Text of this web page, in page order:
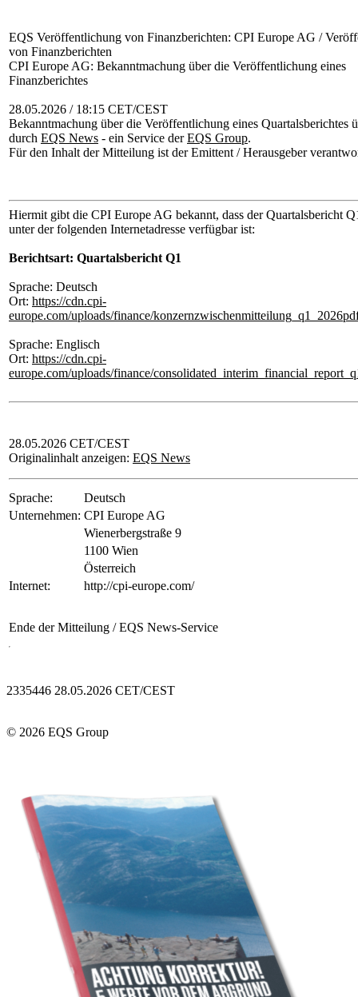
EQS Veröffentlichung von Finanzberichten: CPI Europe AG /
von Finanzberichten
CPI Europe AG: Bekanntmachung über die Veröffentlichung eines
Finanzberichtes
28.05.2026 / 18:15 CET/CEST
Bekanntmachung über die Veröffentlichung eines Quartalsberichtes
durch EQS News - ein Service derEQS Group.
Für den Inhalt der Mitteilung ist der Emittent / Herausgeber
Hiermit gibt die CPI Europe AG bekannt, dass der Quartalsbericht
unter der folgenden Internetadresse verfügbar ist:
Berichtsart: Quartalsbericht Q1
Sprache: Deutsch
Ort: https://cdn.cpi-
europe.com/uploads/finance/
Sprache: Englisch
Ort: https://cdn.cpi-
europe.com/uploads/finance/
28.05.2026 CET/CEST
Originalinhalt anzeigen: EQS News
Sprache:
Deutsch
Unternehmen: CPI Europe AG
Wienerbergstraße 9
1100 Wien
Österreich
Internet:
http://cpi-europe.com/
Ende der Mitteilung / EQS News-Service
2335446 28.05.2026 CET/CEST
© 2026 EQS Group